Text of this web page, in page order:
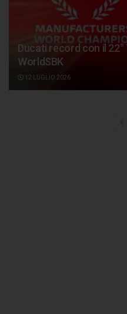
Ducati record con il
WorldSBK
12 LUGLIO 2026